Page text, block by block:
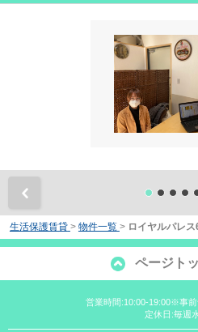
生活保護賃貸 > 物件一覧 > ロイヤルパレス
ページト
営業時間:10:00-19:00※事
定休日:毎週